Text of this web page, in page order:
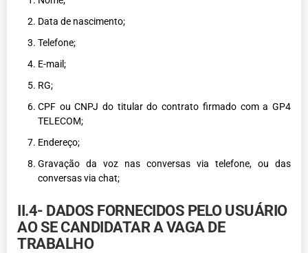
Data de nascimento;
Telefone;
E-mail;
RG;
CPF ou CNPJ do titular do contrato firmado com a GP4
TELECOM;
Endereço;
Gravação da voz nas conversas via telefone, ou das
conversas via chat;
II.4- DADOS FORNECIDOS PELO USUÁRIO
AO SE CANDIDATAR A VAGA DE
TRABALHO